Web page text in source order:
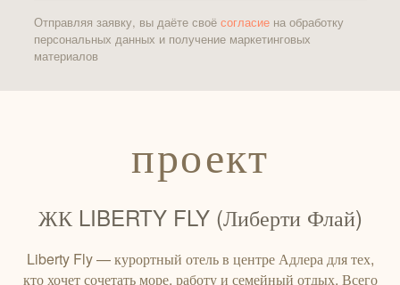
Отправляя заявку, вы даёте своё согласиена обработку
персональных данных и получение маркетинговых
материалов
проект
ЖК LIBERTY FLY (Либерти Флай)
Liberty Fly — курортный отель в центре Адлера для тех,
кто хочет сочетать море, работу и семейный отдых. Всего